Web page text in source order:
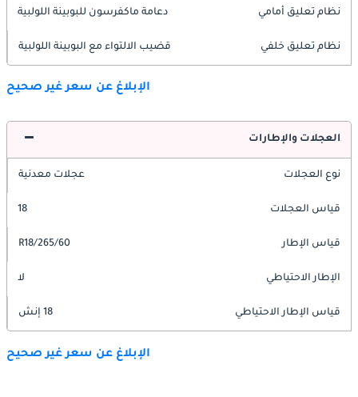
نظام تعليق أمامي دعامة ماكفرسون للبوبينة اللولبية
نظام تعليق خلفي قضيب الالتواء مع البوبينة اللولبية
الإبلاغ عن سعر غير صحيح
العجلات والإطارات
نوع العجلات عجلات معدنية
قياس العجلات 18
قياس الإطار 265/60/R18
الإطار الاحتياطي لا
قياس الإطار الاحتياطي 18 إنش
الإبلاغ عن سعر غير صحيح